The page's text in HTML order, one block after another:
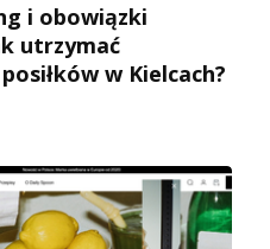
i obowiązki
utrzymać
w Kielcach?